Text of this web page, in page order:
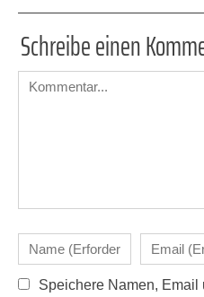
Schreibe einen
Speichere Namen,